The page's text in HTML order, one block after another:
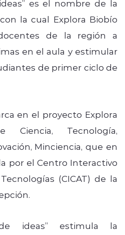
es el nombre de la
la cual Explora Biobío
de la región a
en el aula y estimular
de primer ciclo de
en el proyecto Explora
Tecnología,
Minciencia, que en
por el Centro Interactivo
(CICAT) de la
ideas” estimula la